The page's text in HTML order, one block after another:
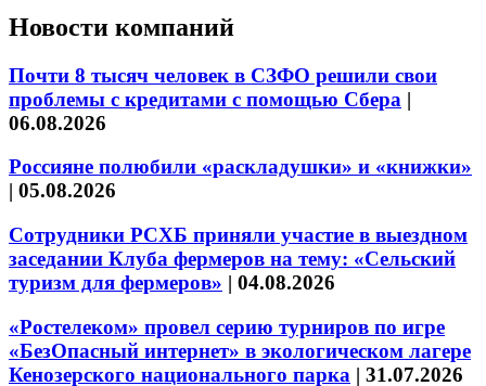
Новости компаний
Почти 8 тысяч человек в СЗФО решили свои
проблемы с кредитами с помощью Сбера |
06.08.2026
Россияне полюбили «раскладушки» и «книжки»
| 05.08.2026
Сотрудники РСХБ приняли участие в выездном
заседании Клуба фермеров на тему: «Сельский
туризм для фермеров» | 04.08.2026
«Ростелеком» провел серию турниров по игре
«БезОпасный интернет» в экологическом лагере
Кенозерского национального парка | 31.07.2026